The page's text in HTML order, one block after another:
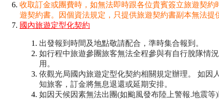
收取訂金或團費時，如無法即時跟各位貴賓簽立旅遊契
遊契約書。因個資法規定，只提供旅遊契約書副本無法
國內旅遊定型化契約
出發報到時間及地點敬請配合，準時集合報到。
如行程中旅遊參團旅客無法全程參與有自行脫隊情
用。
依觀光局國內旅遊定型化契約相關規定辦理。
如因
知旅客，訂金將無息退還或延期安排。
如因天候因素無法出團(如颱風發布陸上警報.地震